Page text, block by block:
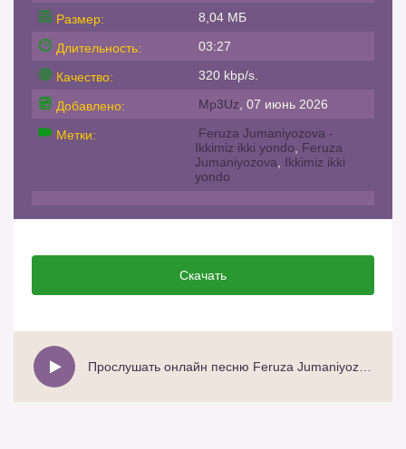
Размер: 8,04 МБ
Длительность: 03:27
Качество: 320 kbp/s.
Добавлено: Mp3Uz , 07 июнь 2026
Метки:
Feruza Jumaniyozova -
Ikkimiz ikki yondo
Feruza
Jumaniyozova
Ikkimiz ikki
yondo
Скачать